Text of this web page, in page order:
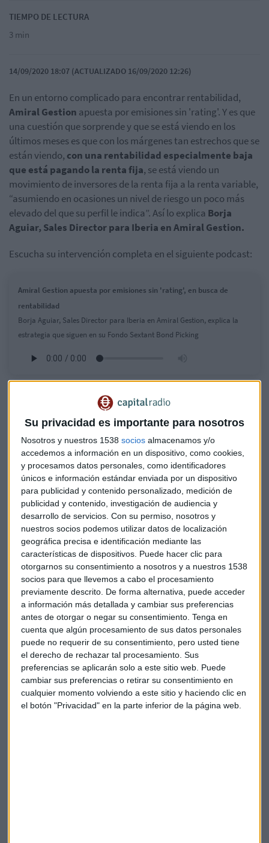
Su privacidad es importante para nosotros
Nosotros y nuestros 1538 socios almacenamos y/o
accedemos a información en un dispositivo, como cookies,
y procesamos datos personales, como identificadores
únicos e información estándar enviada por un dispositivo
para publicidad y contenido personalizado, medición de
publicidad y contenido, investigación de audiencia y
desarrollo de servicios. Con su permiso, nosotros y
nuestros socios podemos utilizar datos de localización
geográfica precisa e identificación mediante las
características de dispositivos. Puede hacer clic para
otorgarnos su consentimiento a nosotros y a nuestros 1538
socios para que llevemos a cabo el procesamiento
previamente descrito. De forma alternativa, puede acceder
a información más detallada y cambiar sus preferencias
antes de otorgar o negar su consentimiento. Tenga en
cuenta que algún procesamiento de sus datos personales
puede no requerir de su consentimiento, pero usted tiene
el derecho de rechazar tal procesamiento. Sus
preferencias se aplicarán solo a este sitio web. Puede
cambiar sus preferencias o retirar su consentimiento en
cualquier momento volviendo a este sitio y haciendo clic en
el botón "Privacidad" en la parte inferior de la página web.
TIEMPO DE LECTURA
3 min
14/09/2020 18:07 (ACTUALIZADO 16/09/2020 12:26)
En un entorno complicado para encontrar rentabilidad,
Amiral Gestion apuesta por emisiones sin 'rating'. Y es que
una cuestión que sorprende y que se está viendo en los
últimos meses es que con los márgenes tan estrechos que se
están viendo, con una rentabilidad especialmente baja
que está pagando la renta fija, se está viendo un
movimiento de inversores de la renta fija a la renta variable,
“asumiendo en ocasiones un nivel de riesgo un poco más
elevado del que su perfil le indica”. Así lo explica Borja
Aguiar, Sales Director para Iberia en Amiral Gestion.
Escucha su intervención completa en el siguiente podcast:
Amiral Gestion apuesta por emisiones sin 'rating', en busca de
rentabilidad
Borja Aguiar, Sales Director para Iberia en Amiral Gestion, explica la
estrategia que siguen en su Fondo Sextant Bond Picking
¿Se avecina un cambio de ciclo?
Walmart sigue los pasos de Amazon y lanzará un servicio
de entrega por drones
Desde Amiral creen que sigue habiendo buenas
oportunidadesen renta fija, oportunidades a precios
razonablesy con buena perspectiva de rentabilidad. Pero
“son un poco diferenciales, contrarias a lo que hace el resto
del mercado”.
Por eso desde Amiral, en ese momento el riesgo en sus
carteras lo están asumiendo por la parte de crédito,
analizando los emisores en los que invierten ycon un
análisis interno de la capacidad de repago. Y siempre
que ofrezcan rentabilidades atractivas.
Sobre la valoración de riesgos, desde Amiral señalan varios
principales. En primer lugar, se hadescartado el riesgo de
subida de tipos,de momento es un riesgo que se ha
quedado aparcado.
Otro riesgo importante era el de sufrir una crisis de